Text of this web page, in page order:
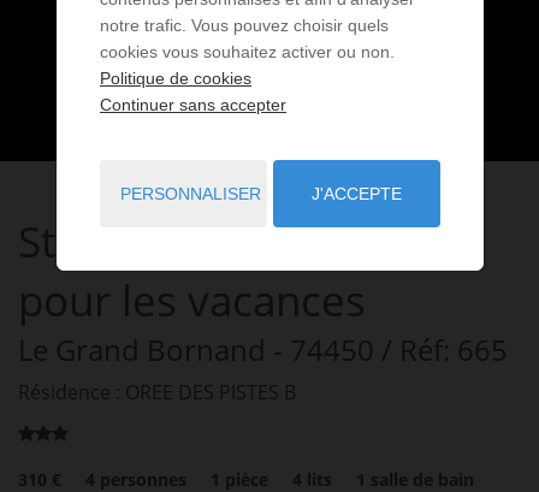
Studio 1 pièceà louer
pour les vacances
Le Grand Bornand - 74450 / Réf: 665
Résidence : OREE DES PISTES B
310 € 4 personnes 1 pièce 4 lits 1 salle de bain
notre trafic. Vous pouvez choisir quels
cookies vous souhaitez activer ou non.
Politique de cookies
Continuer sans accepter
PERSONNALISER J'ACCEPTE